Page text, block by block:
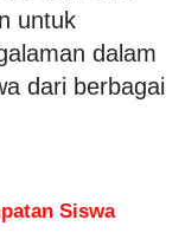
untuk
dalam
dari berbagai
Siswa